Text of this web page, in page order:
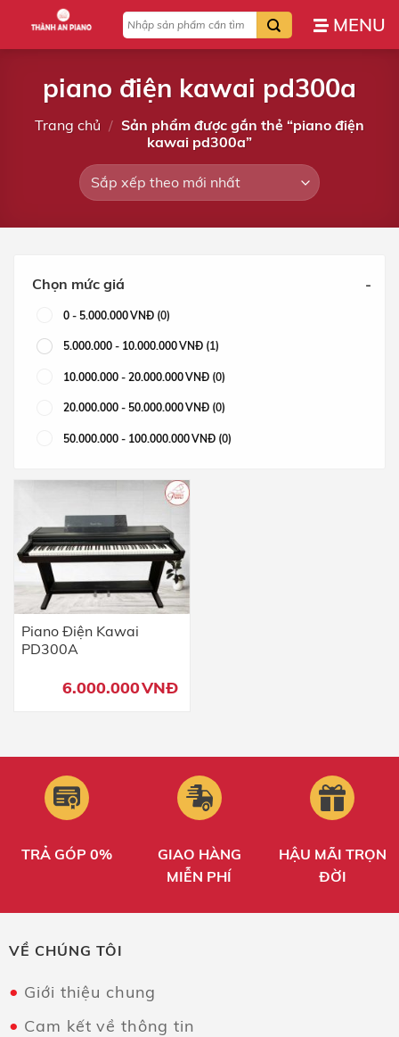
nội
Tìm
kiếm:
piano điện kawai pd300a
Trang chủ / Sản phẩm được gắn thẻ “piano điện
kawai pd300a”
Chọn mức giá -
0 - 5.000.000VNĐ (0)
5.000.000 - 10.000.000VNĐ (1)
10.000.000 - 20.000.000VNĐ (0)
20.000.000 - 50.000.000VNĐ (0)
50.000.000 - 100.000.000VNĐ (0)
Piano Điện Kawai
PD300A
6.000.000VNĐ
TRẢ GÓP 0%
GIAO HÀNG
MIỄN PHÍ
HẬU MÃI TRỌN
ĐỜI
VỀ CHÚNG TÔI
Giới thiệu chung
Cam kết về thông tin